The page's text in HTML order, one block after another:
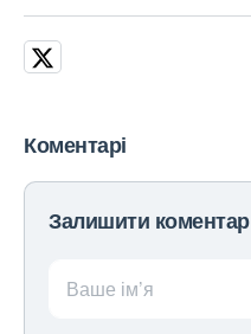
Коментарі
Залишити коментар
Ваше ім’я